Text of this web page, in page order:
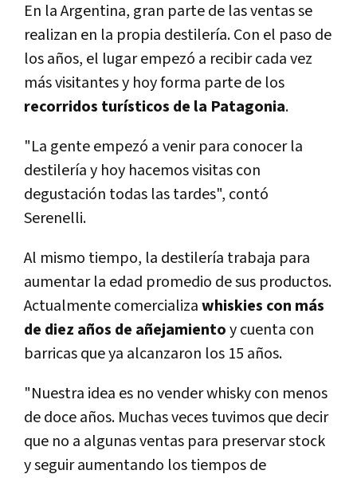
En la Argentina, gran parte de las ventas se
realizan en la propia destilería. Con el paso de
los años, el lugar empezó a recibir cada vez
más visitantes y hoy forma parte de los
recorridos turísticos de la Patagonia.
"La gente empezó a venir para conocer la
destilería y hoy hacemos visitas con
degustación todas las tardes", contó
Serenelli.
Al mismo tiempo, la destilería trabaja para
aumentar la edad promedio de sus productos.
Actualmente comercializawhiskies con más
de diez años de añejamientoy cuenta con
barricas que ya alcanzaron los 15 años.
"Nuestra idea es no vender whisky con menos
de doce años. Muchas veces tuvimos que decir
que no a algunas ventas para preservar stock
y seguir aumentando los tiempos de